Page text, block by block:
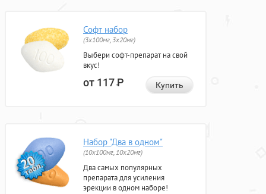
Софт набор
(3x100мг, 3x20мг)
Выбери софт-препарат на свой
вкус!
от 117Р Купить
Набор "Два в одном"
(10x100мг, 10x20мг)
Два самых популярных
препарата для усиления
эрекции в одном наборе!